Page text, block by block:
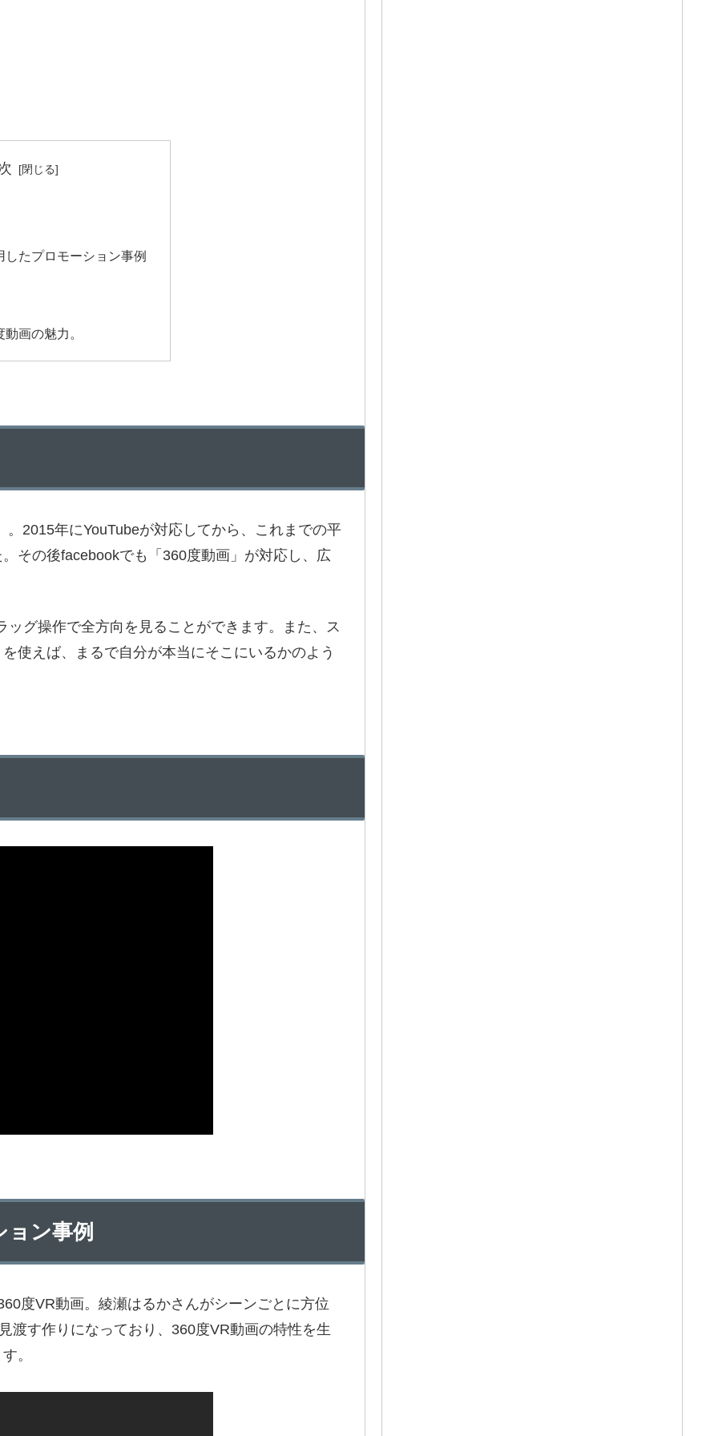
したプロモーション事例
画の魅力。
2015年にYouTubeが対応してから、これまでの平
その後facebookでも「360度動画」が対応し、広
グ操作で全方向を見ることができます。また、ス
使えば、まるで自分が本当にそこにいるかのよう
ン事例
度VR動画。綾瀬はるかさんがシーンごとに方位
渡す作りになっており、360度VR動画の特性を生
。